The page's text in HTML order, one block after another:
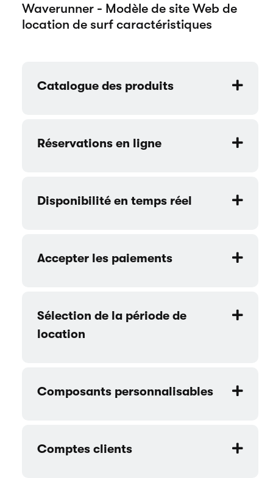
Waverunner - Modèle de site Web de
location de surf caractéristiques
Catalogue des produits
Réservations en ligne
Disponibilité en temps réel
Accepter les paiements
Sélection de la période de
location
Composants personnalisables
Comptes clients